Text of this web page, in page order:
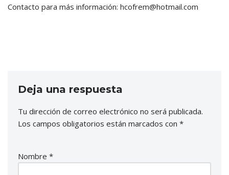
Contacto para más información: hcofrem@hotmail.com
Deja una respuesta
Tu dirección de correo electrónico no será publicada.
Los campos obligatorios están marcados con *
Nombre *